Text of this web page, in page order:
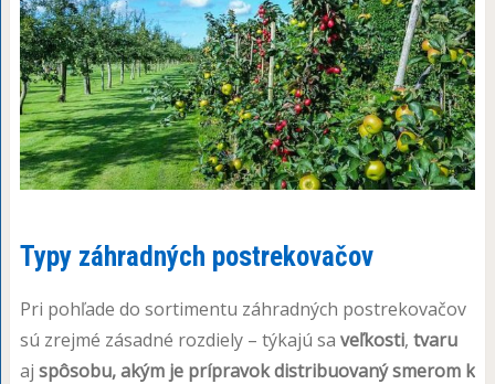
Typy záhradných postrekovačov
Pri pohľade do sortimentu záhradných postrekovačov
sú zrejmé zásadné rozdiely – týkajú sa veľkosti, tvaru
aj spôsobu, akým je prípravok distribuovaný smerom k